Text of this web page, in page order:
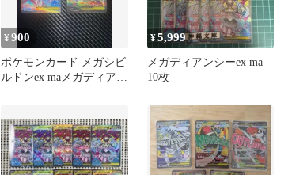
¥900
ポケモンカード メガシビ
ルドンex maメガディアン
¥5,999
メガディアンシーex ma
10枚